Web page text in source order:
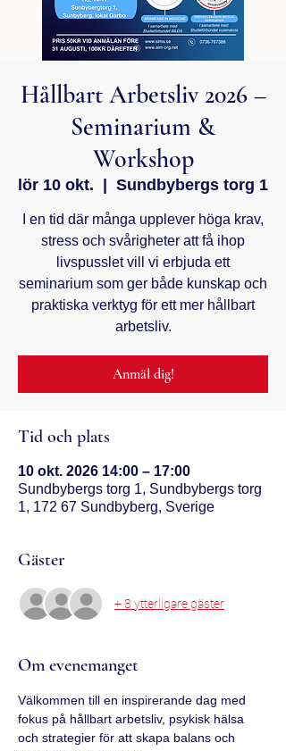
Hållbart Arbetsliv 2026 –
Seminarium &
Workshop
lör 10 okt. Sundbybergs torg 1
I en tid där många upplever höga krav,
stress och svårigheter att få ihop
livspusslet vill vi erbjuda ett
seminarium som ger både kunskap och
praktiska verktyg för ett mer hållbart
arbetsliv.
Anmäl dig!
Tid och plats
10 okt. 2026 14:00 – 17:00
Sundbybergs torg 1, Sundbybergs torg
1, 172 67 Sundbyberg, Sverige
Gäster
+ 8 ytterligare gäster
Om evenemanget
Välkommen till en inspirerande dag med
fokus på hållbart arbetsliv, psykisk hälsa
och strategier för att skapa balans och